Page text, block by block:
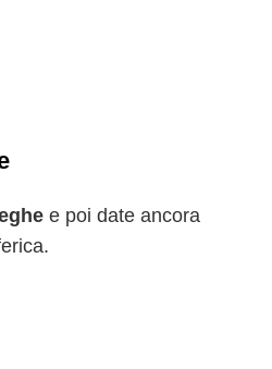
e poi date ancora